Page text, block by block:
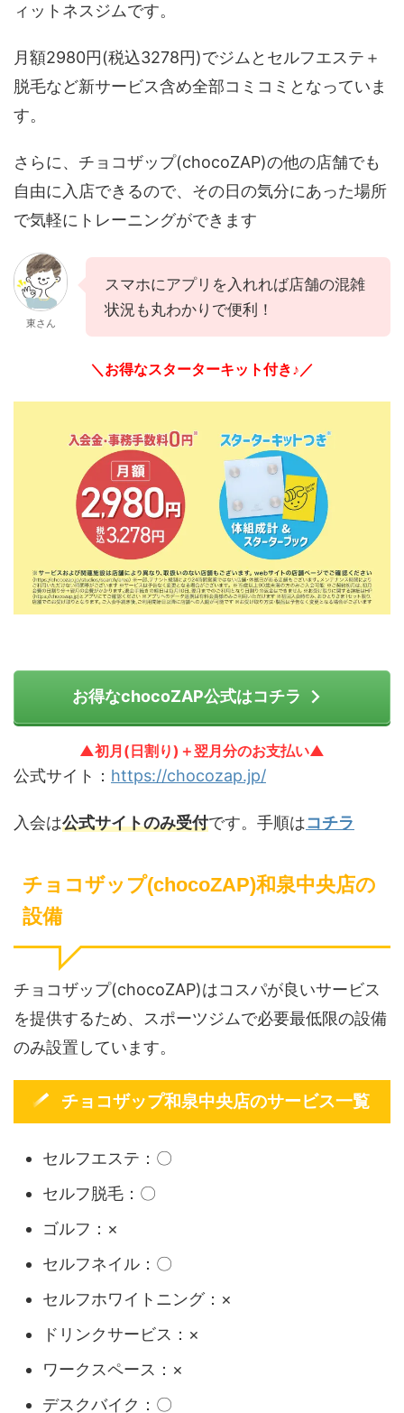
ィットネスジムです。
月額2980円(税込3278円)でジムとセルフエステ＋
脱毛など新サービス含め全部コミコミとなっていま
す。
さらに、チョコザップ(chocoZAP)の他の店舗でも
自由に入店できるので、その日の気分にあった場所
で気軽にトレーニングができます
東さん
スマホにアプリを入れれば店舗の混雑
状況も丸わかりで便利！
＼お得なスターターキット付き♪／
お得なchocoZAP公式はコチラ
▲初月(日割り)＋翌月分のお支払い▲
公式サイト： https://chocozap.jp/
入会は公式サイトのみ受付です。手順はコチラ
チョコザップ(chocoZAP)和泉中央店の
設備
チョコザップ(chocoZAP)はコスパが良いサービス
を提供するため、スポーツジムで必要最低限の設備
のみ設置しています。
チョコザップ和泉中央店のサービス一覧
セルフエステ：〇
セルフ脱毛：〇
ゴルフ：×
セルフネイル：〇
セルフホワイトニング：×
ドリンクサービス：×
ワークスペース：×
デスクバイク：〇